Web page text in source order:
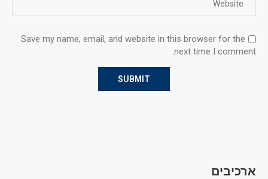
Save my name, email, and website in this browser for the
next time I comment.
ארכיבים